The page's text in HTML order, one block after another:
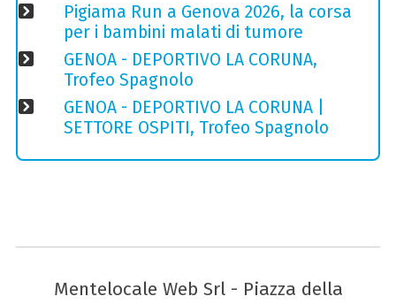
Pigiama Run a Genova 2026, la corsa
per i bambini malati di tumore
GENOA - DEPORTIVO LA CORUNA,
Trofeo Spagnolo
GENOA - DEPORTIVO LA CORUNA |
SETTORE OSPITI, Trofeo Spagnolo
Mentelocale Web Srl - Piazza della